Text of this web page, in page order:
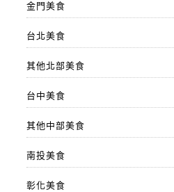
金門美食
台北美食
其他北部美食
台中美食
其他中部美食
南投美食
彰化美食